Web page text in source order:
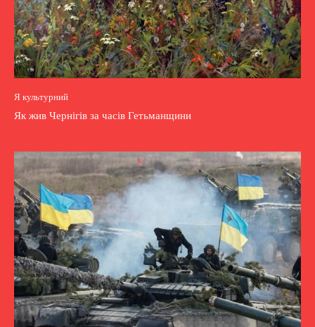
Я культурний
Як жив Чернігів за часів Гетьманщини